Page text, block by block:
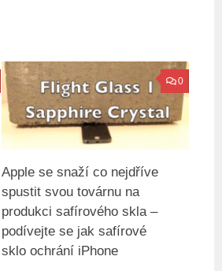
0
Apple se snaží co nejdříve
spustit svou továrnu na
produkci safírového skla –
podívejte se jak safírové
sklo ochrání iPhone